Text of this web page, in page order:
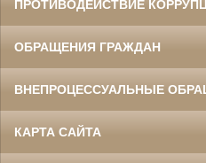
ПРОТИВОДЕЙСТВИЕ
ОБРАЩЕНИЯ ГРАЖДАН
ВНЕПРОЦЕССУАЛЬНЫЕ
КАРТА САЙТА